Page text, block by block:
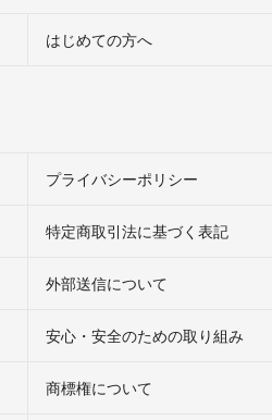
はじめての方へ
プライバシーポリシー
特定商取引法に基づく表記
外部送信について
安心・安全のための取り組み
商標権について